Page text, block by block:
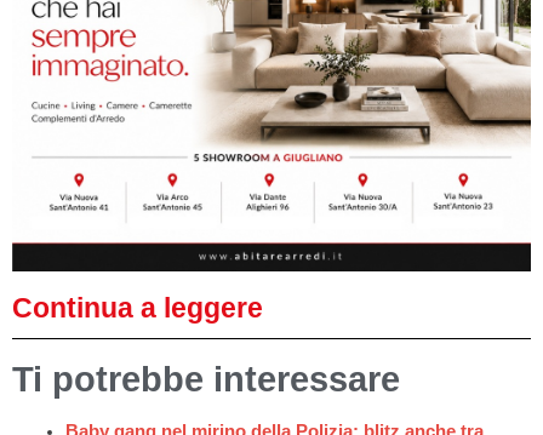
Continua a leggere
Ti potrebbe interessare